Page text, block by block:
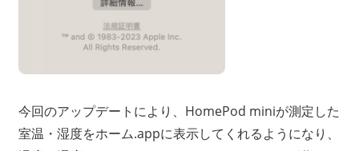
今回のアップデートにより、HomePod miniが測定した
室温・湿度をホーム.appに表示してくれるようになり、